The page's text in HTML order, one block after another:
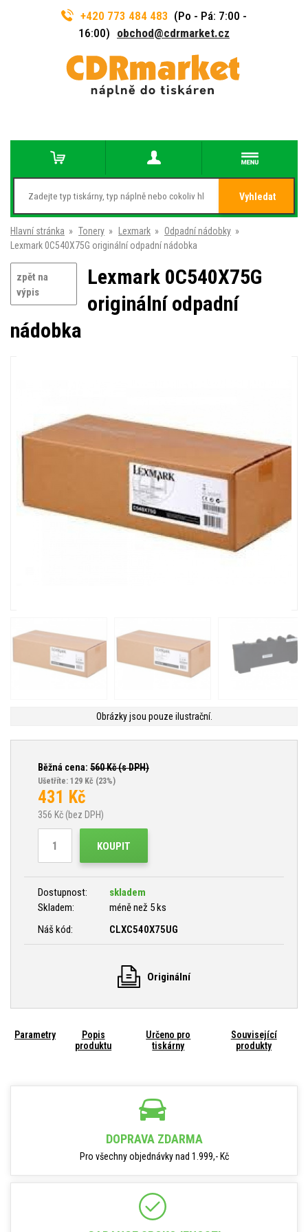
+420 773 484 483 (Po - Pá: 7:00 -
16:00) obchod@cdrmarket.cz
Vyhledat
Hlavní stránka » Tonery » Lexmark » Odpadní nádobky »
Lexmark 0C540X75G originální odpadní nádobka
zpět na
výpis
Lexmark 0C540X75G
originální odpadní
nádobka
Obrázky jsou pouze ilustrační.
Běžná cena: 560Kč (s DPH)
Ušetříte: 129 Kč (23%)
431 Kč
356 Kč (bez DPH)
KOUPIT
Dostupnost:
skladem
Skladem:
méně než 5 ks
Náš kód:
CLXC540X75UG
Originální
Parametry
Popis
produktu
Určeno pro
tiskárny
Související
produkty
DOPRAVA ZDARMA
Pro všechny objednávky nad 1.999,- Kč